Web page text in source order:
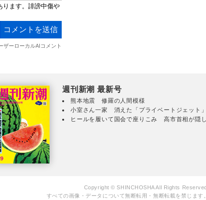
週刊新潮 最新号
熊本地震 修羅の人間模様
小室さん一家 消えた「プライベートジェット
ヒールを履いて国会で座りこみ 高市首相が隠し
Copyright © SHINCHOSHA All Rights
すべての画像・データについて無断転用・無断転載を禁じます。